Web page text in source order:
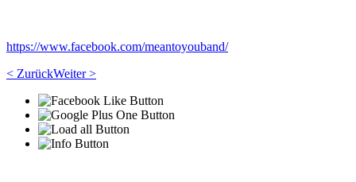
https://www.facebook.com/meantoyouband/
< ZurückWeiter >